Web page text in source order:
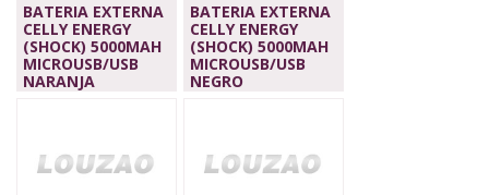
BATERIA EXTERNA
CELLY ENERGY
(SHOCK) 5000MAH
MICROUSB/USB
NARANJA
BATERIA EXTERNA
CELLY ENERGY
(SHOCK) 5000MAH
MICROUSB/USB
NEGRO